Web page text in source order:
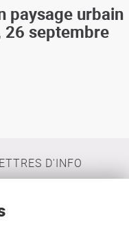
paysage urbain
26 septembre
D'INFO